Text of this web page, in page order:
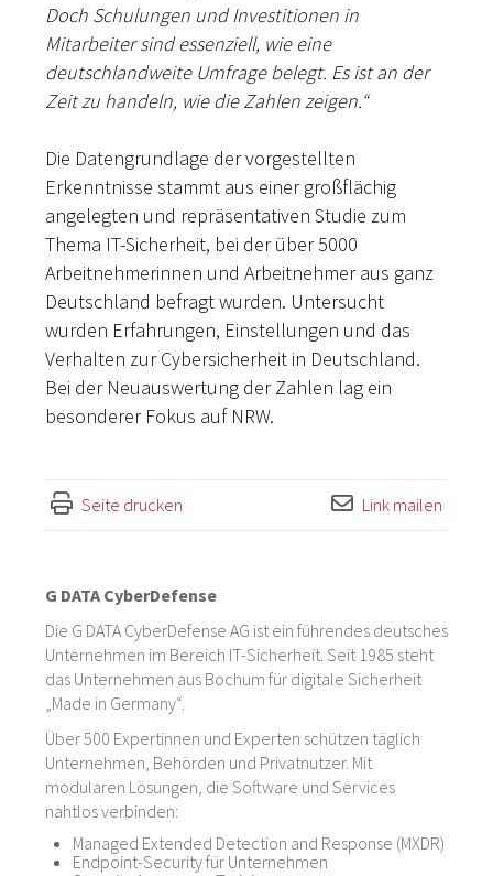
Doch Schulungen und Investitionen in
Mitarbeiter sind essenziell, wie eine
deutschlandweite Umfrage belegt. Es ist an der
Zeit zu handeln, wie die Zahlen zeigen.“
Die Datengrundlage der vorgestellten
Erkenntnisse stammt aus einer großflächig
angelegten und repräsentativen Studie zum
Thema IT-Sicherheit, bei der über 5000
Arbeitnehmerinnen und Arbeitnehmer aus ganz
Deutschland befragt wurden. Untersucht
wurden Erfahrungen, Einstellungen und das
Verhalten zur Cybersicherheit in Deutschland.
Bei der Neuauswertung der Zahlen lag ein
besonderer Fokus auf NRW.
Seite drucken Link mailen
G DATA CyberDefense
Die G DATA CyberDefense AG ist ein führendes deutsches
Unternehmen im Bereich IT-Sicherheit. Seit 1985 steht
das Unternehmen aus Bochum für digitale Sicherheit
„Made in Germany“.
Über 500 Expertinnen und Experten schützen täglich
Unternehmen, Behörden und Privatnutzer. Mit
modularen Lösungen, die Software und Services
nahtlos verbinden:
Managed Extended Detection and Response (MXDR)
Endpoint-Security für Unternehmen